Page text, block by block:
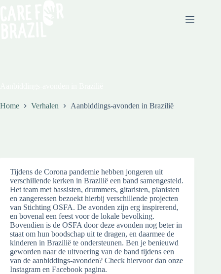
Home Verhalen Aanbiddings-avonden in Brazilië
Tijdens de Corona pandemie hebben jongeren uit
verschillende kerken in Brazilië een band samengesteld.
Het team met bassisten, drummers, gitaristen, pianisten
en zangeressen bezoekt hierbij verschillende projecten
van Stichting OSFA. De avonden zijn erg inspirerend,
en bovenal een feest voor de lokale bevolking.
Bovendien is de OSFA door deze avonden nog beter in
staat om hun boodschap uit te dragen, en daarmee de
kinderen in Brazilië te ondersteunen. Ben je benieuwd
geworden naar de uitvoering van de band tijdens een
van de aanbiddings-avonden? Check hiervoor dan onze
Instagram en Facebook pagina.